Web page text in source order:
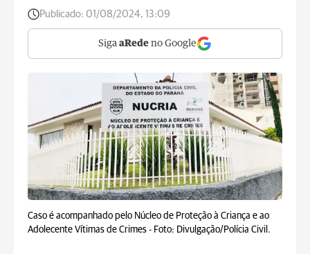
Publicado: 01/08/2024, 13:09
Siga aRede no Google
Caso é acompanhado pelo Núcleo de Proteção à Criança e ao
Adolecente Vítimas de Crimes - Foto: Divulgação/Polícia Civil.